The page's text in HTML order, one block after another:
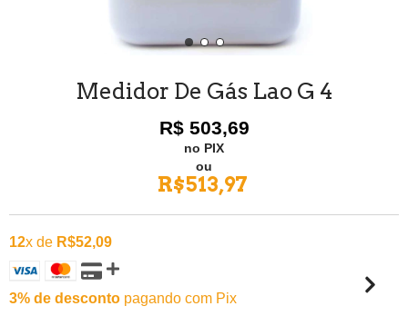
Medidor De Gás Lao G 4
R$ 503,69
no PIX
ou
R$513,97
12x de R$52,09
3% de desconto pagando com Pix